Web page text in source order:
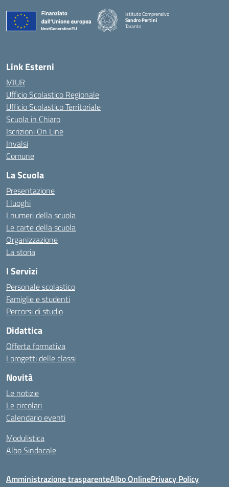
Istituto Comprensivo
Sandro Pertini
Taranto
Link Esterni
MIUR
Ufficio Scolastico Regionale
Ufficio Scolastico Territoriale
Scuola in Chiaro
Iscrizioni On Line
Invalsi
Comune
La Scuola
Presentazione
I luoghi
I numeri della scuola
Le carte della scuola
Organizzazione
La storia
I Servizi
Personale scolastico
Famiglie e studenti
Percorsi di studio
Didattica
Offerta formativa
I progetti delle classi
Novità
Le notizie
Le circolari
Calendario eventi
Modulistica
Albo Sindacale
Amministrazione trasparenteAlbo OnlinePrivacy Policy